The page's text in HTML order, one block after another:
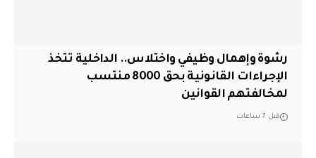
رشوة وإهمال وظيفي واختلاس.. الداخلية تتخذ
الإجراءات القانونية بحق 8000 منتسب
لمخالفتهم القوانين
قبل 7 ساعات